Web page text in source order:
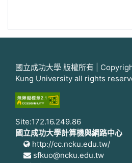
國立成功大學 版權所有 |
Kung University all rights
Site:172.16.249.86
國立成功大學計算機與網路中心
http://cc.ncku.edu.tw/
sfkuo@ncku.edu.tw